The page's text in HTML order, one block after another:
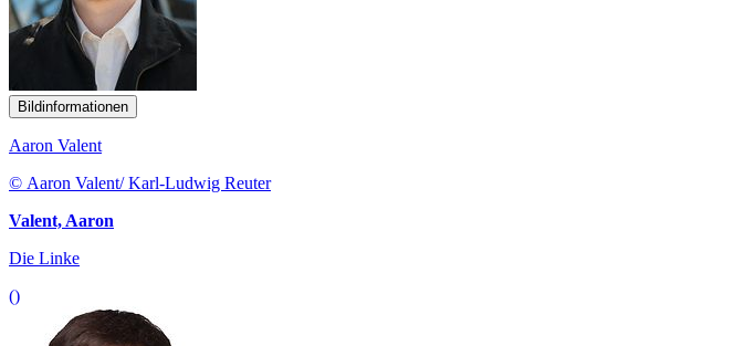
Bildinformationen
Aaron Valent
© Aaron Valent/ Karl-Ludwig Reuter
Valent, Aaron
Die Linke
()